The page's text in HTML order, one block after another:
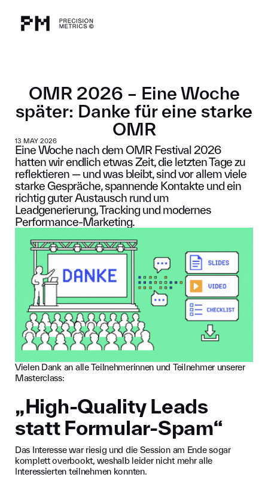
OMR 2026 – Eine Woche
später: Danke für eine starke
OMR
13 MAY 2026
Eine Woche nach dem OMR Festival 2026
hatten wir endlich etwas Zeit, die letzten Tage zu
reflektieren — und was bleibt, sind vor allem viele
starke Gespräche, spannende Kontakte und ein
richtig guter Austausch rund um
Leadgenerierung, Tracking und modernes
Performance-Marketing.
Vielen Dank an alle Teilnehmerinnen und Teilnehmer unserer
Masterclass:
„High-Quality Leads
statt Formular-Spam“
Das Interesse war riesig und die Session am Ende sogar
komplett overbookt, weshalb leider nicht mehr alle
Interessierten teilnehmen konnten.